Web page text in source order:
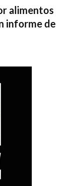
alimentos
informe de